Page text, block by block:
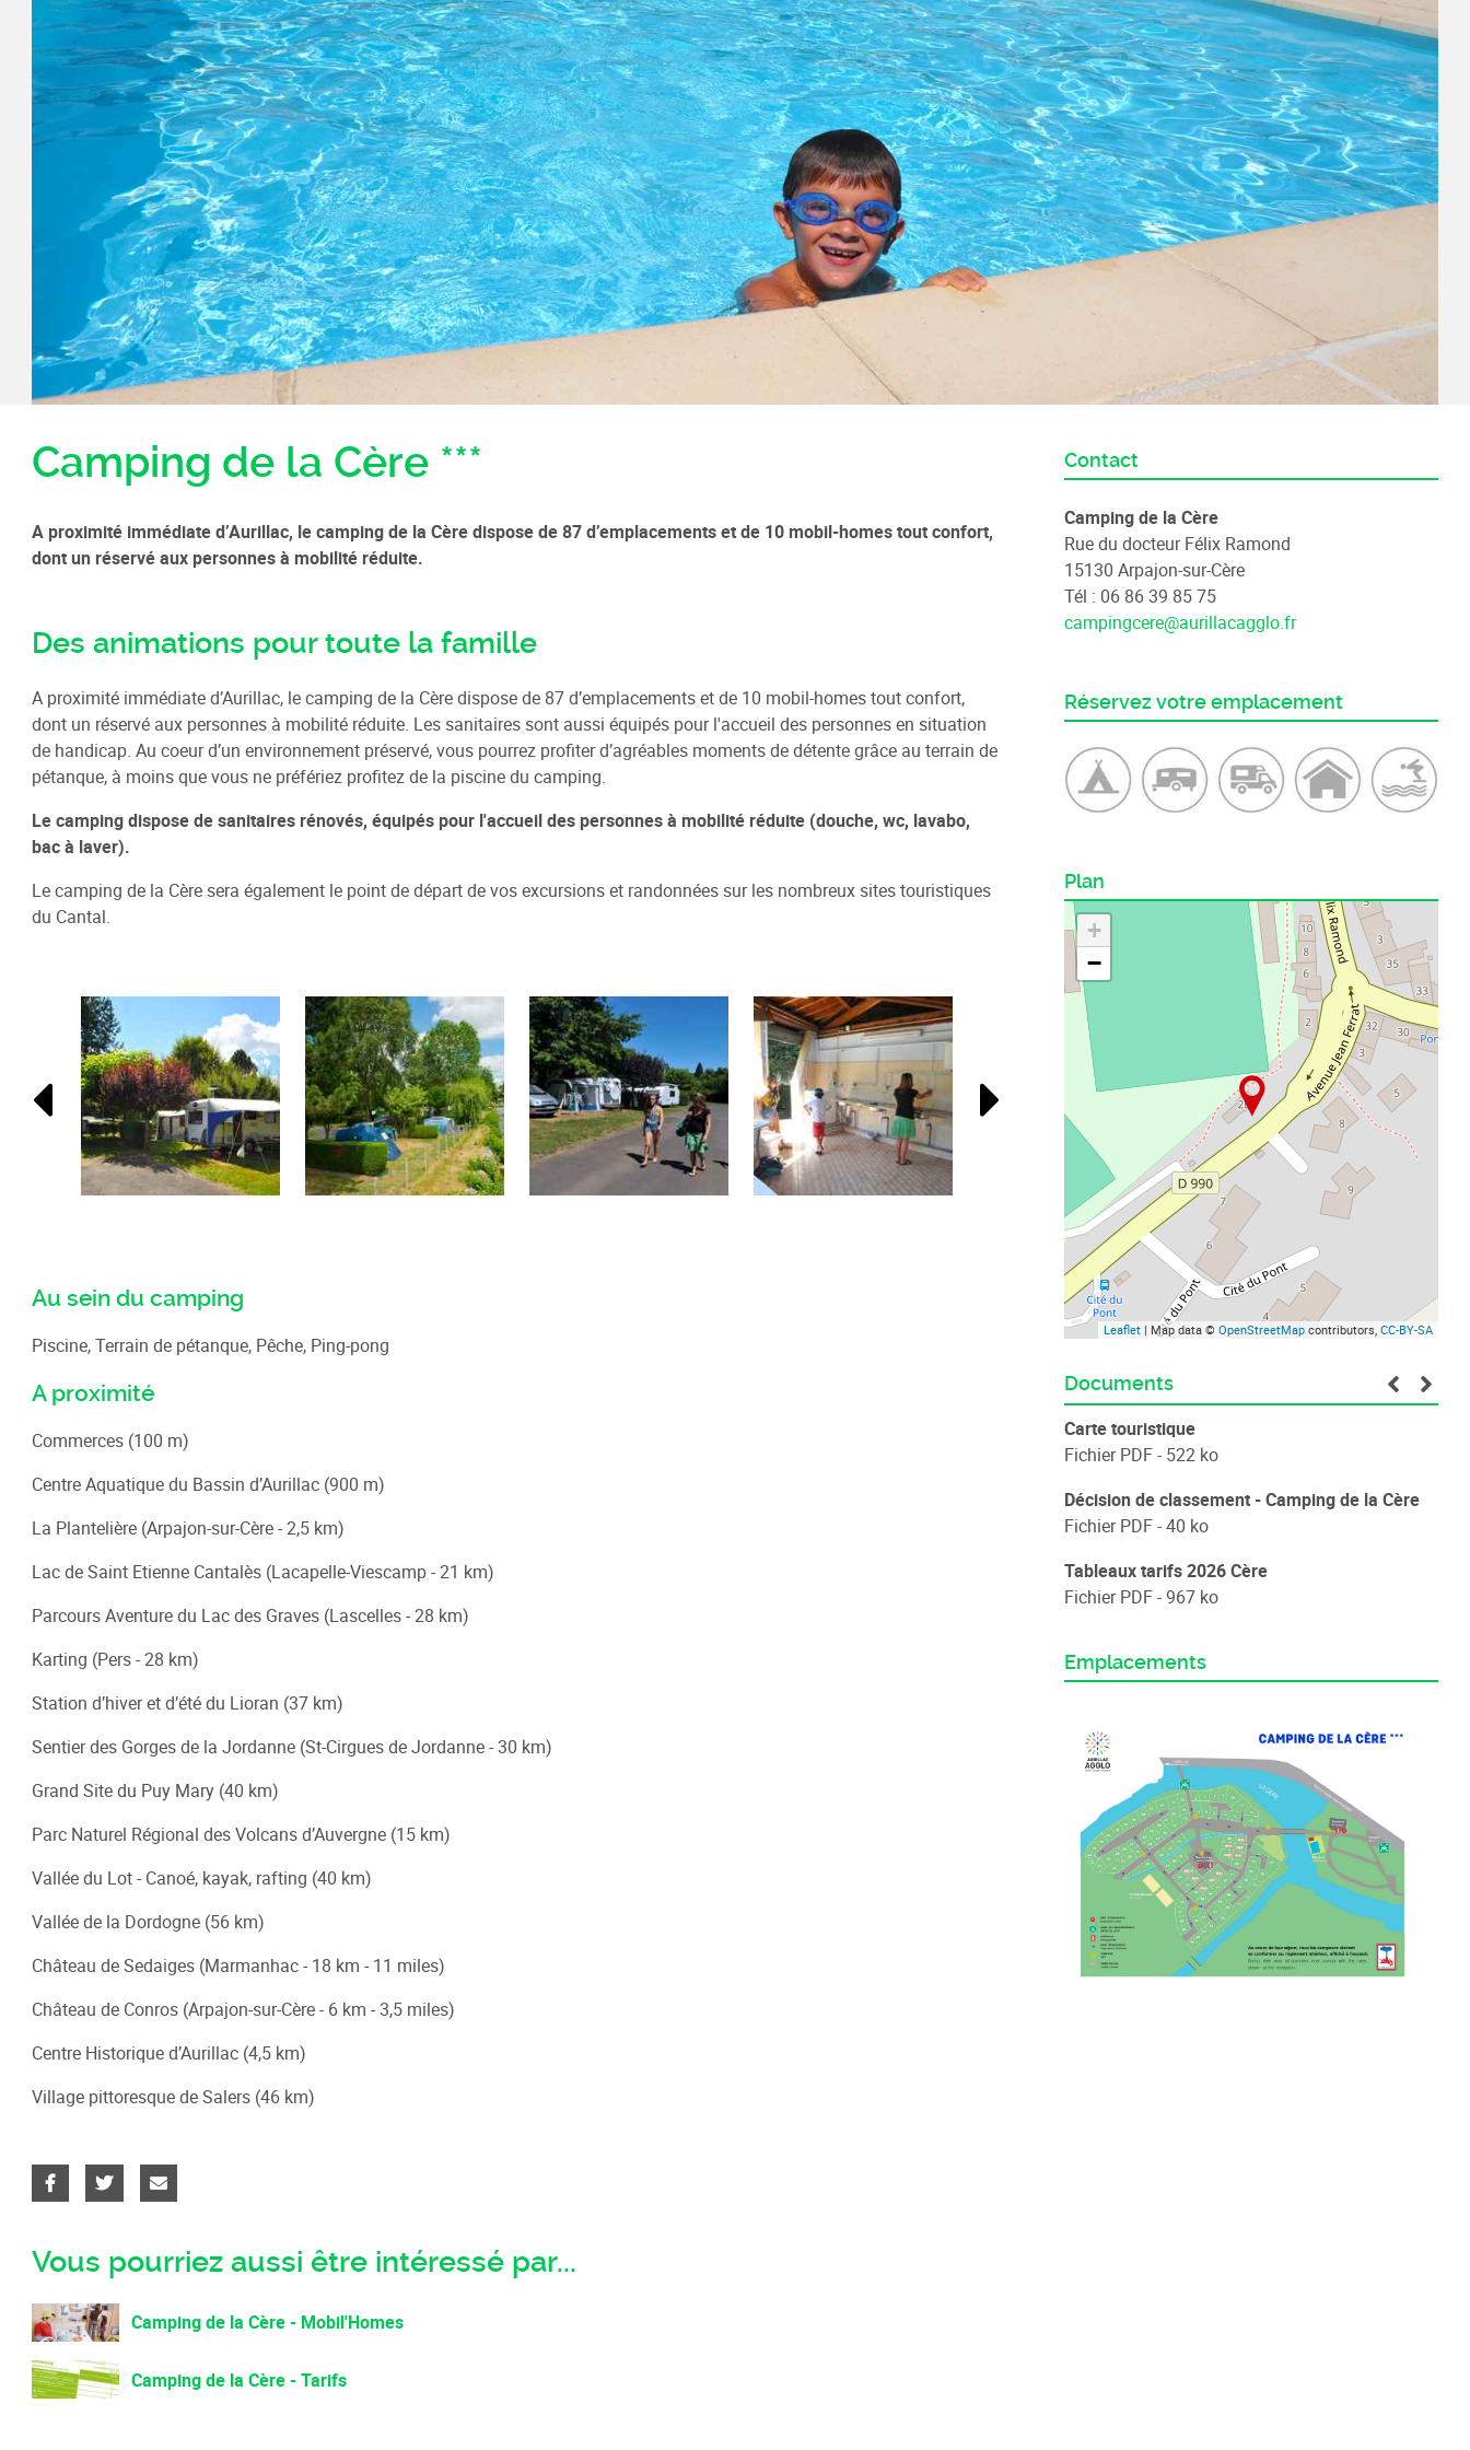
Camping de la Cère ***
A proximité immédiate d’Aurillac, le camping de la Cère dispose de 87 d’emplacements et de 10 mobil-homes tout confort,
dont un réservé aux personnes à mobilité réduite.
Des animations pour toute la famille
A proximité immédiate d’Aurillac, le camping de la Cère dispose de 87 d’emplacements et de 10 mobil-homes tout confort,
dont un réservé aux personnes à mobilité réduite. Les sanitaires sont aussi équipés pour l'accueil des personnes en situation
de handicap. Au coeur d’un environnement préservé, vous pourrez profiter d’agréables moments de détente grâce au terrain de
pétanque, à moins que vous ne préfériez profitez de la piscine du camping.
Le camping dispose de sanitaires rénovés, équipés pour l'accueil des personnes à mobilité réduite (douche, wc, lavabo,
bac à laver).
Le camping de la Cère sera également le point de départ de vos excursions et randonnées sur les nombreux sites touristiques
du Cantal.
Au sein du camping
Piscine, Terrain de pétanque, Pêche, Ping-pong
A proximité
Commerces (100 m)
Centre Aquatique du Bassin d’Aurillac (900 m)
La Plantelière (Arpajon-sur-Cère - 2,5 km)
Lac de Saint Etienne Cantalès (Lacapelle-Viescamp - 21 km)
Parcours Aventure du Lac des Graves (Lascelles - 28 km)
Karting (Pers - 28 km)
Station d’hiver et d’été du Lioran (37 km)
Sentier des Gorges de la Jordanne (St-Cirgues de Jordanne - 30 km)
Grand Site du Puy Mary (40 km)
Parc Naturel Régional des Volcans d’Auvergne (15 km)
Vallée du Lot - Canoé, kayak, rafting (40 km)
Vallée de la Dordogne (56 km)
Château de Sedaiges (Marmanhac - 18 km - 11 miles)
Château de Conros (Arpajon-sur-Cère - 6 km - 3,5 miles)
Centre Historique d’Aurillac (4,5 km)
Village pittoresque de Salers (46 km)
Vous pourriez aussi être intéressé par...
Camping de la Cère - Mobil'Homes
Camping de la Cère - Tarifs
Contact
Camping de la Cère
Rue du docteur Félix Ramond
15130 Arpajon-sur-Cère
Tél : 06 86 39 85 75
campingcere@aurillacagglo.fr
Réservez votre emplacement
Plan
+
−
Leaflet | Map data ©OpenStreetMap contributors,CC-BY-SA
Documents
Carte touristique
Fichier PDF - 522 ko
Décision de classement - Camping de la Cère
Fichier PDF - 40 ko
Tableaux tarifs 2026 Cère
Fichier PDF - 967 ko
Emplacements